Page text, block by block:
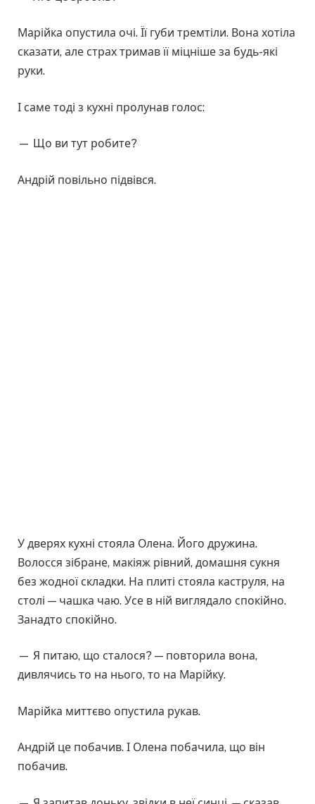
Марійка опустила очі. Її губи тремтіли. Вона хотіла
сказати, але страх тримав її міцніше за будь-які
руки.
І саме тоді з кухні пролунав голос:
— Що ви тут робите?
Андрій повільно підвівся.
У дверях кухні стояла Олена. Його дружина.
Волосся зібране, макіяж рівний, домашня сукня
без жодної складки. На плиті стояла каструля, на
столі — чашка чаю. Усе в ній виглядало спокійно.
Занадто спокійно.
— Я питаю, що сталося? — повторила вона,
дивлячись то на нього, то на Марійку.
Марійка миттєво опустила рукав.
Андрій це побачив. І Олена побачила, що він
побачив.